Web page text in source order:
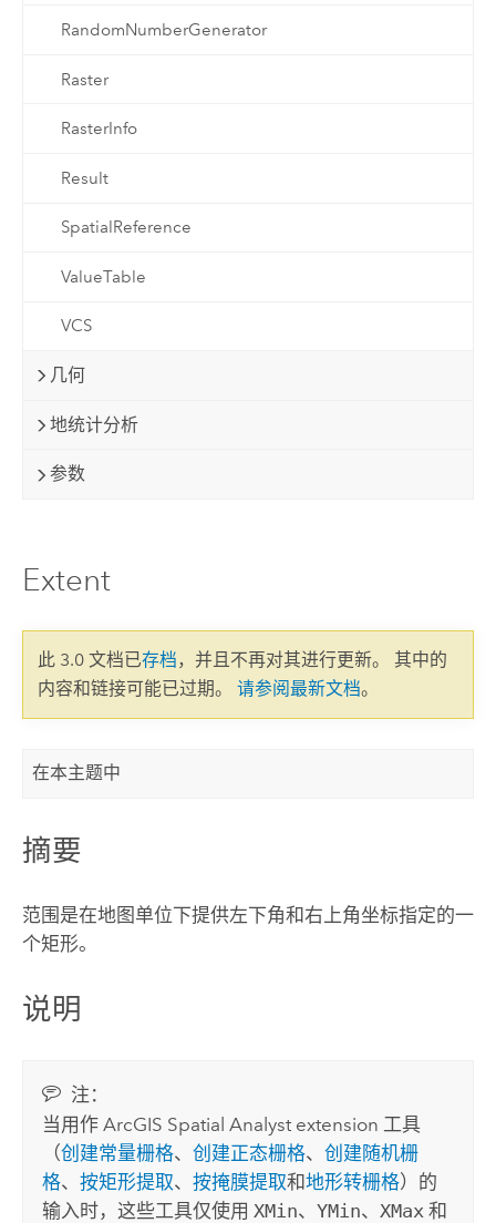
RandomNumberGenerator
Raster
RasterInfo
Result
SpatialReference
ValueTable
VCS
几何
地统计分析
参数
Extent
此 3.0 文档已存档，并且不再对其进行更新。 其中的
内容和链接可能已过期。 请参阅最新文档。
在本主题中
摘要
范围是在地图单位下提供左下角和右上角坐标指定的一
个矩形。
说明
注：
当用作ArcGIS Spatial Analyst extension 工具
（创建常量栅格、创建正态栅格、创建随机栅
格、按矩形提取、按掩膜提取和地形转栅格）的
输入时，这些工具仅使用 XMin、YMin、 XMax 和